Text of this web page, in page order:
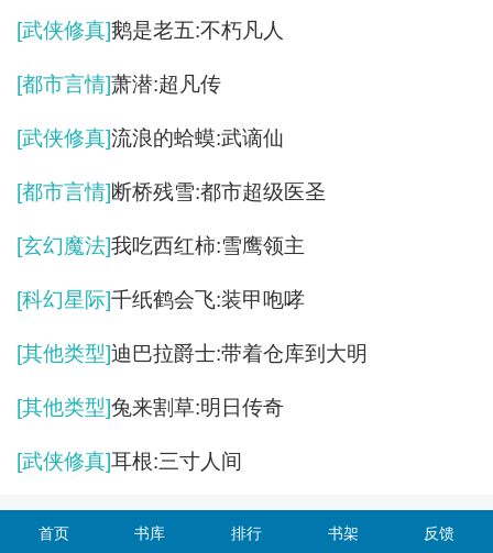
[武侠修真]鹅是老五:不朽凡人
[都市言情]萧潜:超凡传
[武侠修真]流浪的蛤蟆:武谪仙
[都市言情]断桥残雪:都市超级医圣
[玄幻魔法]我吃西红柿:雪鹰领主
[科幻星际]千纸鹤会飞:装甲咆哮
[其他类型]迪巴拉爵士:带着仓库到大明
[其他类型]兔来割草:明日传奇
[武侠修真]耳根:三寸人间
首页 书库 排行 书架 反馈